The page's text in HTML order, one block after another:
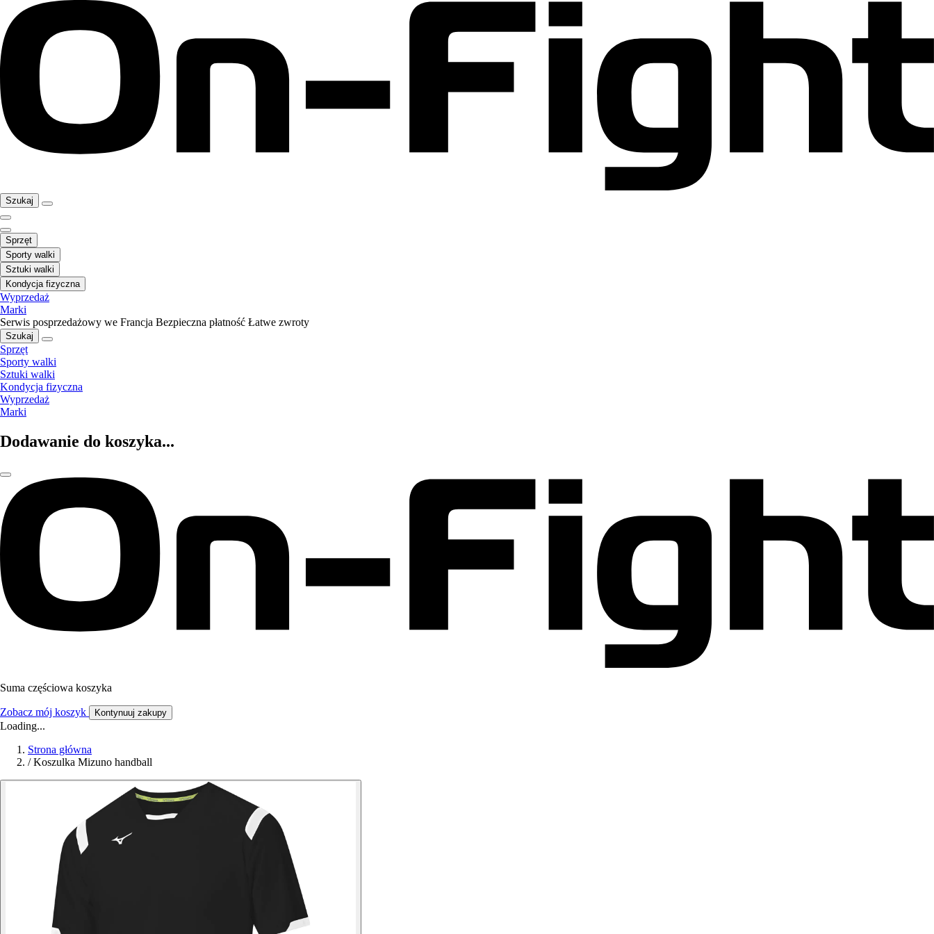
Szukaj
Sprzęt
Sporty walki
Sztuki walki
Kondycja fizyczna
Wyprzedaż
Marki
Serwis posprzedażowy we Francja Bezpieczna płatność Łatwe zwroty
Szukaj
Sprzęt
Sporty walki
Sztuki walki
Kondycja fizyczna
Wyprzedaż
Marki
Dodawanie do koszyka...
Suma częściowa koszyka
Zobacz mój koszyk Kontynuuj zakupy
Loading...
Strona główna
/ Koszulka Mizuno handball